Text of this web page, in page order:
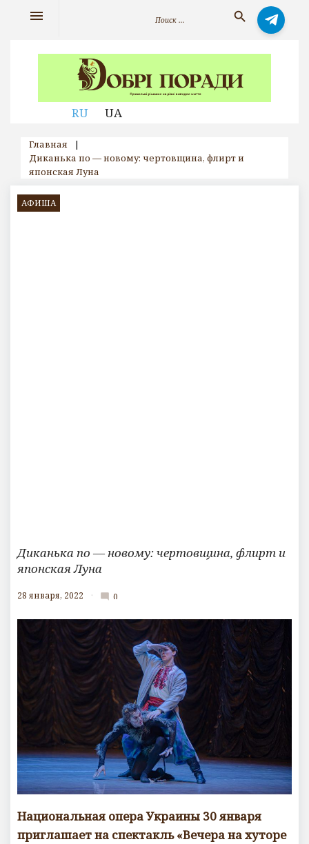
RU UA
search
menu
Главная
|
Диканька по — новому: чертовщина, флирт и
японская Луна
АФИША
Диканька по — новому: чертовщина, флирт и
японская Луна
28 января, 2022 mode_comment 0
о
м
м
н
т
а
и
е
в
Национальная опера Украины 30 января
приглашает на спектакль «Вечера на хуторе